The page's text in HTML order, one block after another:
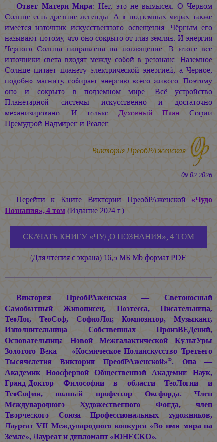
Ответ Матери Мира: Нет, это не вымысел. О Чёрном
Солнце есть древние легенды. А в подземных мирах также
имеется източник искусственного освещения. Чёрным его
называют потому, что оно сокрыто от глаз землян. И энергия
Чёрного Солнца направлена на поглощение. В итоге все
източники света входят между собой в резонанс. Наземное
Солнце питает планету электрической энергией, а Чёрное,
подобно магниту, собирает энергию всего живого. Поэтому
оно и сокрыто в подземном мире. Всё устройство
Планетарной системы искусственно и достаточно
механизировано. И только Духовный План Софии
Премудрой Надмирен и Реален.
Виктория ПреобРАженская
09.02.2026
Перейти к Книге Виктории ПреобРАженской «Чудо
Познания», 4 том(Издание 2024 г.).
СКАЧАТЬ КНИГУ «ЧУДО ПОЗНАНИЯ», 4 ТОМ
(Для чтения с экрана) 16,5 МБ Mb формат PDF.
Виктория ПреобРАженская — Светоносный
Самобытный Живописец, Поэтесса, Писательница,
ТеоЛог, ТеоСоф, СофиоЛог, Композитор, Музыкант,
Изполнительница Собственных ПроизВЕДений,
Основательница Новой Межгалактической КультУры
Золотого Века — «Космическое Полиискусство Третьего
Тысячелетия Виктории ПреобРАженской»©. Она —
Академик Ноосферной Общественной Академии Наук,
Гранд-Доктор Философии в области ТеоЛогии и
ТеоСофии, полный профессор Оксфорда. Член
Международного Художественного Фонда, член
Творческого Союза Профессиональных художников,
Лауреат VII Международного конкурса «Во имя мира на
Земле», Лауреат и дипломант «ЮНЕСКО».